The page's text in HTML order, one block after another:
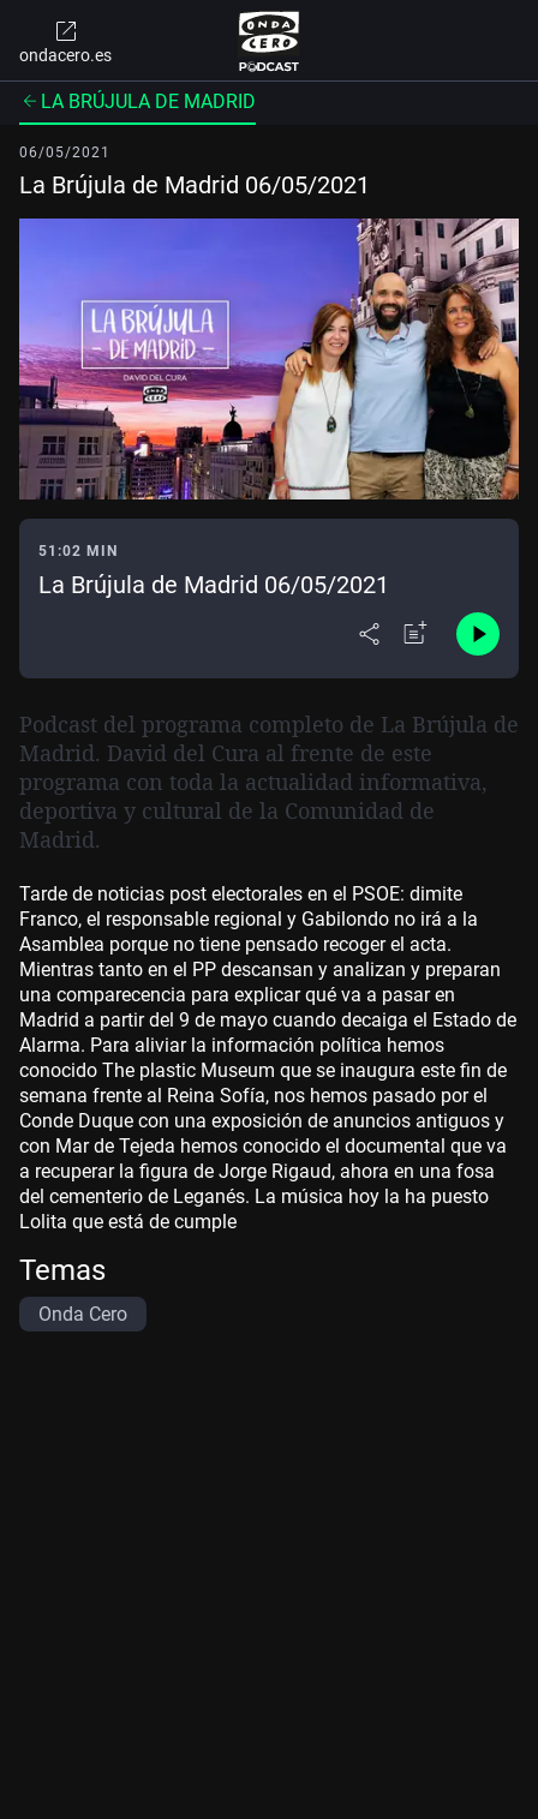
ondacero.es
LA BRÚJULA DE MADRID
06/05/2021
La Brújula de Madrid 06/05/2021
51:02 MIN
La Brújula de Madrid 06/05/2021
Podcast del programa completo de La Brújula de
Madrid. David del Cura al frente de este
programa con toda la actualidad informativa,
deportiva y cultural de la Comunidad de
Madrid.
Tarde de noticias post electorales en el PSOE: dimite
Franco, el responsable regional y Gabilondo no irá a la
Asamblea porque no tiene pensado recoger el acta.
Mientras tanto en el PP descansan y analizan y preparan
una comparecencia para explicar qué va a pasar en
Madrid a partir del 9 de mayo cuando decaiga el Estado de
Alarma. Para aliviar la información política hemos
conocido The plastic Museum que se inaugura este fin de
semana frente al Reina Sofía, nos hemos pasado por el
Conde Duque con una exposición de anuncios antiguos y
con Mar de Tejeda hemos conocido el documental que va
a recuperar la figura de Jorge Rigaud, ahora en una fosa
del cementerio de Leganés. La música hoy la ha puesto
Lolita que está de cumple
Temas
Onda Cero